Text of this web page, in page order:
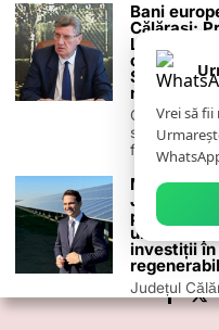
TERMENI ȘI CONDIȚII
PUBLICITATE ONLINE &
ZIARUL
© 2026- Toate
Vrei să
Bani
Călărași:
Laurențiu
Sud-
noi
Călărașul
să intre pe
finanțărilor
Ministrul
Județul
printre
unui nou
investiții în
Județul
numără